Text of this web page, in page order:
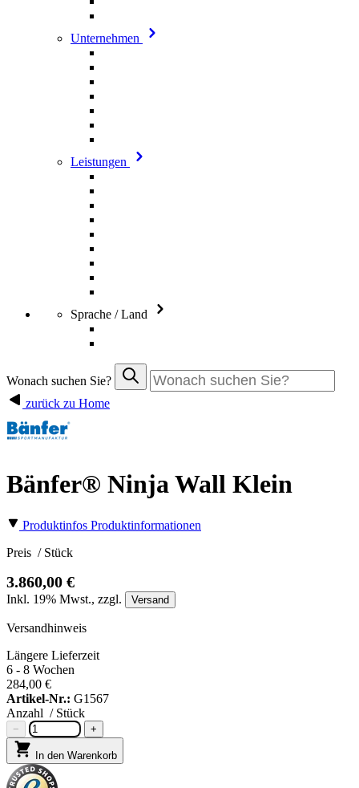
Unternehmen
Leistungen
Sprache / Land
Wonach suchen Sie?
zurück zu Home
Bänfer® Ninja Wall Klein
Produktinfos Produktinformationen
Preis / Stück
3.860,00 €
Inkl. 19% Mwst., zzgl. Versand
Versandhinweis
Längere Lieferzeit
6 - 8 Wochen
284,00 €
Artikel-Nr.: G1567
Anzahl / Stück
− +
In den Warenkorb